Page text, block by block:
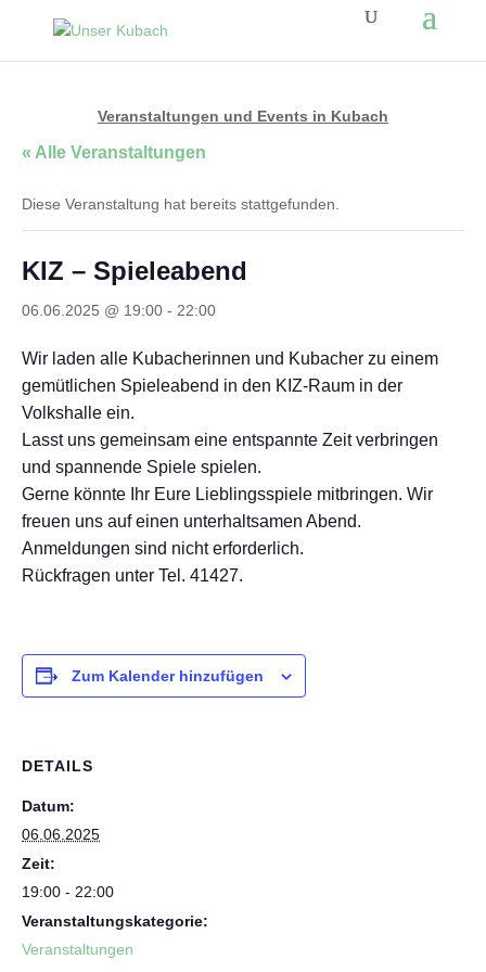
Veranstaltungen und Events in Kubach
« Alle Veranstaltungen
Diese Veranstaltung hat bereits stattgefunden.
KIZ – Spieleabend
06.06.2025 @ 19:00 - 22:00
Wir laden alle Kubacherinnen und Kubacher zu einem
gemütlichen Spieleabend in den KIZ-Raum in der
Volkshalle ein.
Lasst uns gemeinsam eine entspannte Zeit verbringen
und spannende Spiele spielen.
Gerne könnte Ihr Eure Lieblingsspiele mitbringen. Wir
freuen uns auf einen unterhaltsamen Abend.
Anmeldungen sind nicht erforderlich.
Rückfragen unter Tel. 41427.
Zum Kalender hinzufügen
DETAILS
Datum:
06.06.2025
Zeit:
19:00 - 22:00
Veranstaltungskategorie:
Veranstaltungen